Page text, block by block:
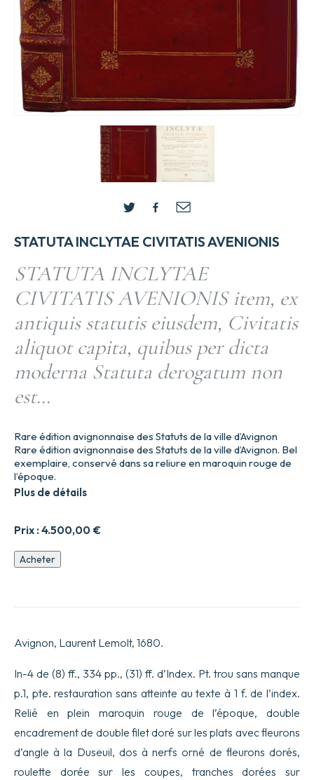
STATUTA INCLYTAE CIVITATIS AVENIONIS
STATUTA INCLYTAE
CIVITATIS AVENIONIS item, ex
antiquis statutis eiusdem, Civitatis
aliquot capita, quibus per dicta
moderna Statuta derogatum non
est…
Prix :4.500,00 €
Rare édition avignonnaise des Statuts de la ville d’Avignon
Rare édition avignonnaise des Statuts de la ville d’Avignon. Bel
exemplaire, conservé dans sa reliure en maroquin rouge de
l’époque.
Plus de détails
quantité
de
ex
statutis
Civitatis
aliquot
capita,
quibus
per
dicta
moderna
Acheter
Avignon, Laurent Lemolt, 1680.
In-4 de (8) ff., 334 pp., (31) ff. d’Index. Pt. trou sans manque
p.1, pte. restauration sans atteinte au texte à 1 f. de l’index.
Relié en plein maroquin rouge de l’époque, double
encadrement de double filet doré sur les plats avec fleurons
d’angle à la Duseuil, dos à nerfs orné de fleurons dorés,
roulette dorée sur les coupes, tranches dorées sur